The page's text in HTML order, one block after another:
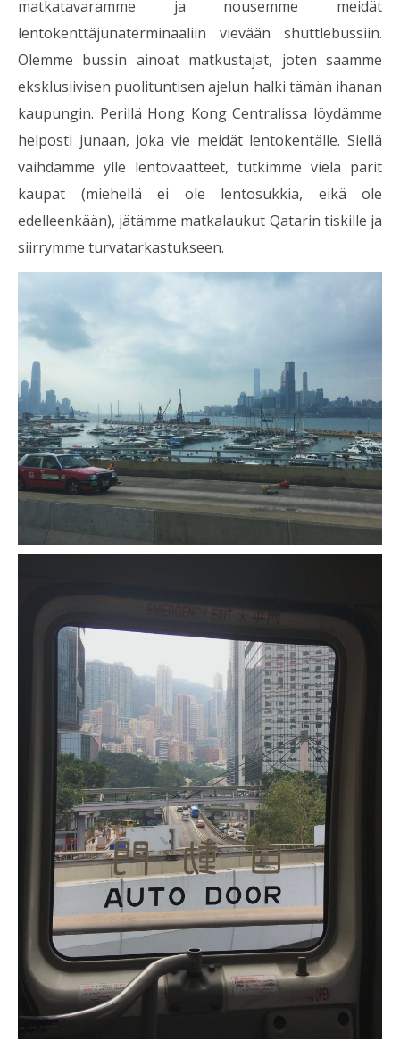
matkatavaramme ja nousemme meidät
lentokenttäjunaterminaaliin vievään shuttlebussiin.
Olemme bussin ainoat matkustajat, joten saamme
eksklusiivisen puolituntisen ajelun halki tämän ihanan
kaupungin. Perillä Hong Kong Centralissa löydämme
helposti junaan, joka vie meidät lentokentälle. Siellä
vaihdamme ylle lentovaatteet, tutkimme vielä parit
kaupat (miehellä ei ole lentosukkia, eikä ole
edelleenkään), jätämme matkalaukut Qatarin tiskille ja
siirrymme turvatarkastukseen.